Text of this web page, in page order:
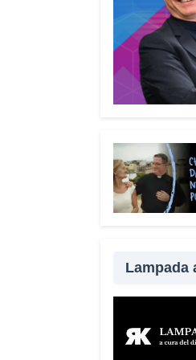
Vademecum
scelta?
truffe
delle
strumento
da
possibile di
modo per dire
una truffa che
essere tenuta
con i propri
la vicinanza:
qualcuno
Lampada